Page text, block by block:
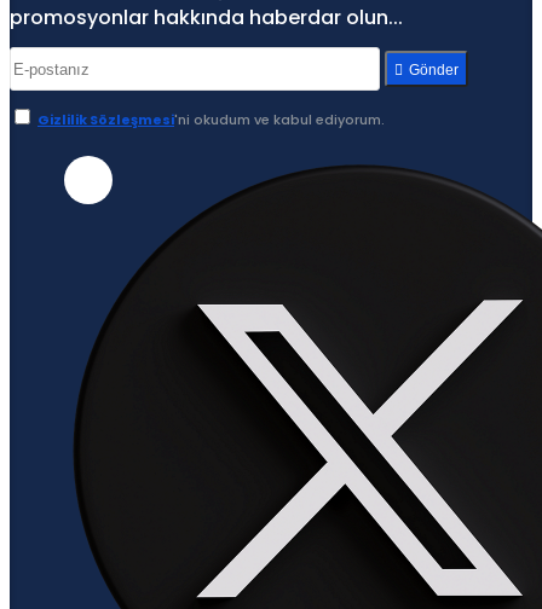
promosyonlar hakkında haberdar olun...
Gönder
Gizlilik Sözleşmesi'ni okudum ve kabul ediyorum.